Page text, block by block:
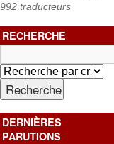
992 traducteurs
RECHERCHE
DERNIÈRES
PARUTIONS